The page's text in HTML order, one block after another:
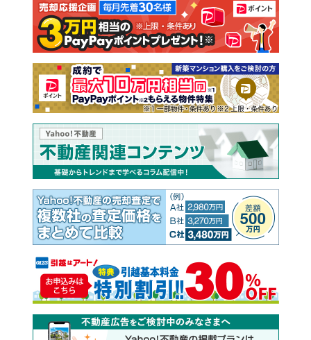
注文住宅 土地
売却査定